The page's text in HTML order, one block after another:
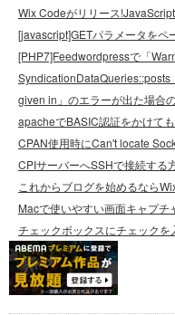
Wix Codeがリリース
[javascript]GETパラメータをペ
[PHP7]Feedwordpressで「
given in」のエラーが出た場合
apacheでBASIC認証をかけて
CPAN使用時にCan't locate
CPIサーバーへSSHで接続する
これからブログを始めるなら
Macで使いやすい画面キャプチ
チェックボックスにチェック